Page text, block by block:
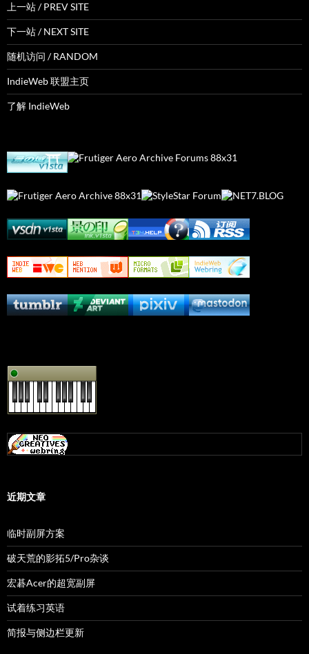
上一站 / PREV SITE
下一站 / NEXT SITE
随机访问 / RANDOM
IndieWeb 联盟主页
了解 IndieWeb
近期文章
临时副屏方案
破天荒的影拓5/Pro杂谈
宏碁Acer的超宽副屏
试着练习英语
简报与侧边栏更新